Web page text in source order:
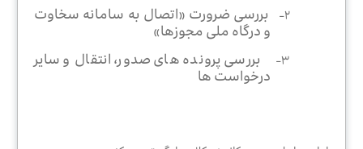
٢- بررسی ضرورت «اتصال به سامانه سخاوت
و درگاه ملی مجوزها»
٣-
بررسی پرونده های صدور، انتقال و سایر
درخواست ها